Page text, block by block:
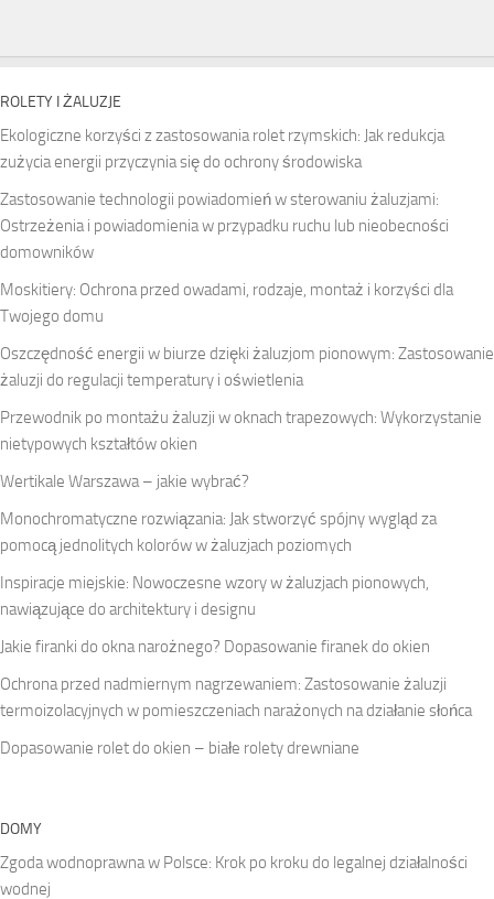
ROLETY I ŻALUZJE
Ekologiczne korzyści z zastosowania rolet rzymskich: Jak redukcja
zużycia energii przyczynia się do ochrony środowiska
Zastosowanie technologii powiadomień w sterowaniu żaluzjami:
Ostrzeżenia i powiadomienia w przypadku ruchu lub nieobecności
domowników
Moskitiery: Ochrona przed owadami, rodzaje, montaż i korzyści dla
Twojego domu
Oszczędność energii w biurze dzięki żaluzjom pionowym: Zastosowanie
żaluzji do regulacji temperatury i oświetlenia
Przewodnik po montażu żaluzji w oknach trapezowych: Wykorzystanie
nietypowych kształtów okien
Wertikale Warszawa – jakie wybrać?
Monochromatyczne rozwiązania: Jak stworzyć spójny wygląd za
pomocą jednolitych kolorów w żaluzjach poziomych
Inspiracje miejskie: Nowoczesne wzory w żaluzjach pionowych,
nawiązujące do architektury i designu
Jakie firanki do okna narożnego? Dopasowanie firanek do okien
Ochrona przed nadmiernym nagrzewaniem: Zastosowanie żaluzji
termoizolacyjnych w pomieszczeniach narażonych na działanie słońca
Dopasowanie rolet do okien – białe rolety drewniane
DOMY
Zgoda wodnoprawna w Polsce: Krok po kroku do legalnej działalności
wodnej